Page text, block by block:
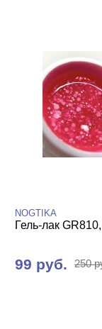
педикюра
Гель-лаки
Гель-
Алмазный
Барби
Жемчуг
Кварц
NOGTIKA
Гель-лак
99 руб. 250